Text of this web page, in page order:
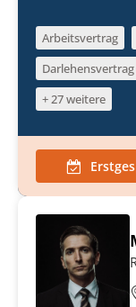
Arbeitsvertrag
Darlehensvertrag
+ 27 weitere